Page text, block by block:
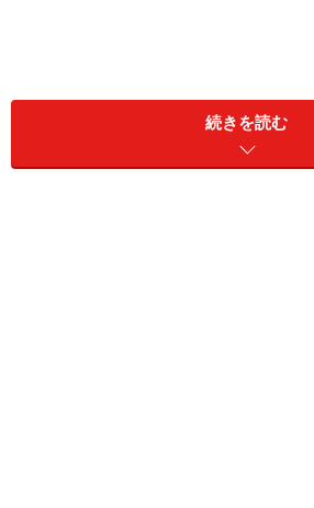
「財形活用給付金」は、一般財形を
産形成を行い、それを育児や教育な
に合計50万円以上を払出して資金
続きを読む